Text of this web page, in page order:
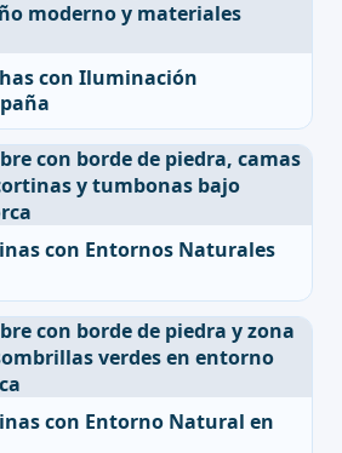
con Iluminación
con Entornos Naturales
con Entorno Natural en